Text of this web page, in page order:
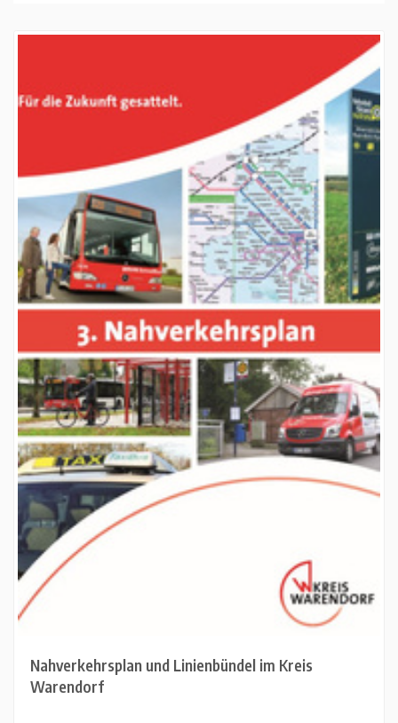
Nahverkehrsplan und Linienbündel im Kreis
Warendorf